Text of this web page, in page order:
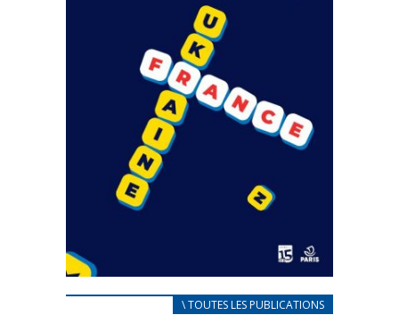
CARNET D’ACCUEIL\ TOUTES LES PUBLICATIONS